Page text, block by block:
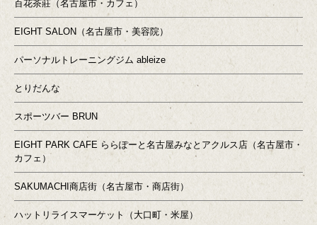
百花茶莊（名古屋市・カフェ）
EIGHT SALON（名古屋市・美容院）
パーソナルトレーニングジム ableize
とりだんな
スポーツバー BRUN
EIGHT PARK CAFE ららぽーと名古屋みなとアクルス店（名古屋市・
カフェ）
SAKUMACHI商店街（名古屋市・商店街）
ハットリライスマーケット（大口町・米屋）